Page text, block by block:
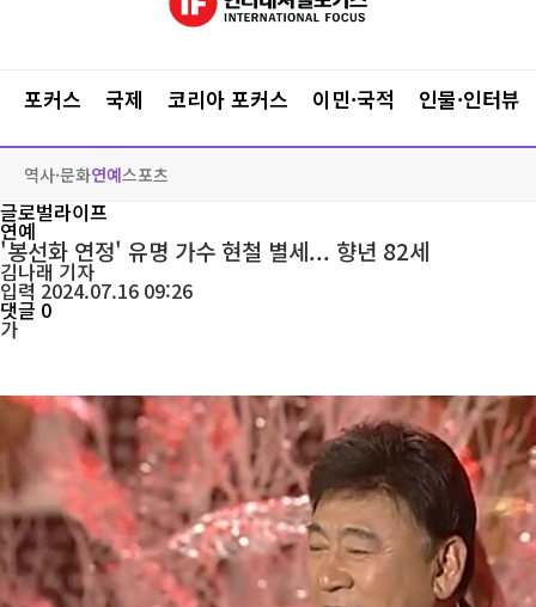
포커스 국제 코리아 포커스 이민·국적 인물·인터뷰
역사·문화연예스포츠
글로벌라이프
연예
'봉선화 연정' 유명 가수 현철 별세... 향년 82세
김나래 기자
입력 2024.07.16 09:26
댓글 0
가